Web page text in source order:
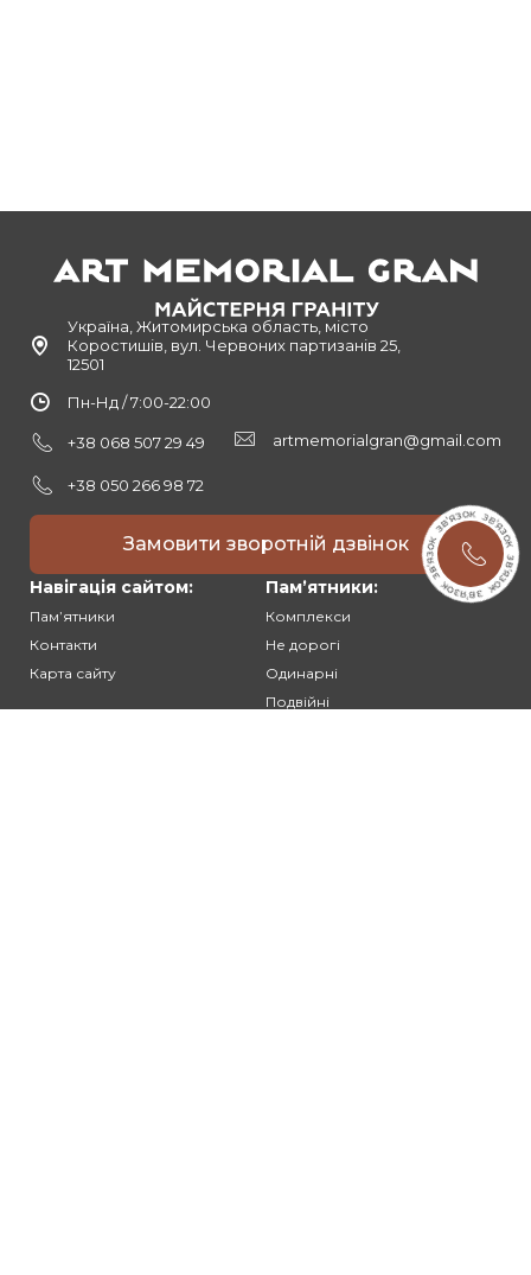
Україна, Житомирська область, місто
Коростишів, вул. Червоних партизанів 25,
12501
Пн-Нд / 7:00-22:00
+38 068 507 29 49
+38 050 266 98 72
artmemorialgran@gmail.com
Замовити зворотній дзвінок
Навігація сайтом:
Памʼятники
Контакти
Карта сайту
Памʼятники:
Комплекси
Не дорогі
Одинарні
Подвійні